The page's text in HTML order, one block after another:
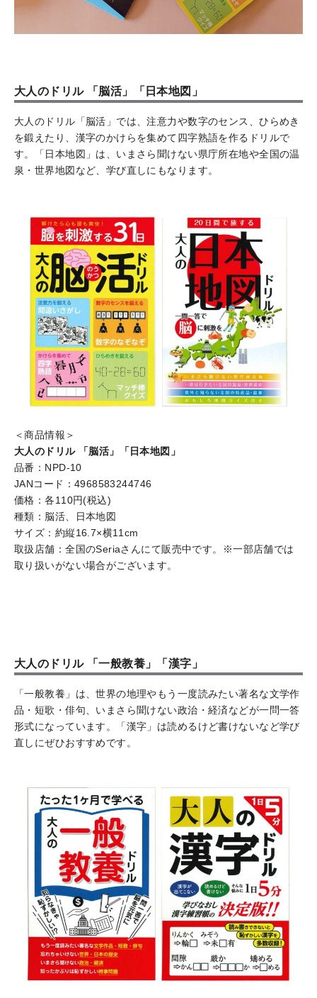
大人のドリル 「脳活」「日本地図」
大人のドリル「脳活」では、注意力や数字のセンス、ひらめき
を鍛えたり、漢字のかけらを集めて四字熟語を作るドリルで
す。「日本地図」は、いまさら聞けない県庁所在地や全国の温
泉・世界地図など、学び直しにもなります。
＜商品情報＞
大人のドリル 「脳活」「日本地図」
品番：NPD-10
JANコード：4968583244746
価格：各110円(税込)
種類：脳活、日本地図
サイズ：約縦16.7×横11cm
取扱店舗：全国のSeriaさんにて販売中です。※一部店舗では
取り扱いがない場合がございます。
大人のドリル 「一般教養」「漢字」
「一般教養」は、世界の地理やもう一度読みたい著名な文学作
品・短歌・俳句、いまさら聞けない政治・経済などが一問一答
形式になっています。「漢字」は読めるけど書けないなど学び
直しにぜひおすすめです。